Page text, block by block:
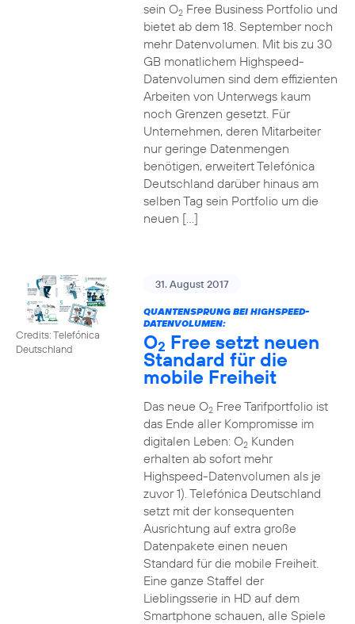
sein O2Free Business Portfolio und
bietet ab dem 18. September noch
mehr Datenvolumen. Mit bis zu 30
GB monatlichem Highspeed-
Datenvolumen sind dem effizienten
Arbeiten von Unterwegs kaum
noch Grenzen gesetzt. Für
Unternehmen, deren Mitarbeiter
nur geringe Datenmengen
benötigen, erweitert Telefónica
Deutschland darüber hinaus am
selben Tag sein Portfolio um die
neuen […]
Credits: Telefónica
Deutschland
31. August 2017
QUANTENSPRUNG BEI HIGHSPEED-
DATENVOLUMEN:
O2 Free setzt neuen
Standard für die
mobile Freiheit
Das neue O2Free Tarifportfolio ist
das Ende aller Kompromisse im
digitalen Leben: O2Kunden
erhalten ab sofort mehr
Highspeed-Datenvolumen als je
zuvor 1). Telefónica Deutschland
setzt mit der konsequenten
Ausrichtung auf extra große
Datenpakete einen neuen
Standard für die mobile Freiheit.
Eine ganze Staffel der
Lieblingsserie in HD auf dem
Smartphone schauen, alle Spiele